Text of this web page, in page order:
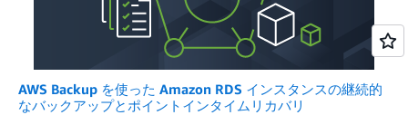
AWS Backup を使った Amazon RDS インスタンスの継続的
なバックアップとポイントインタイムリカバリ